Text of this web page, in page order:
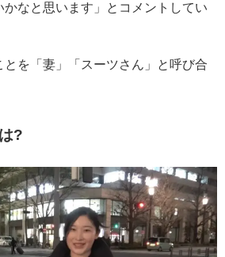
かなと思います」とコメントしてい
を「妻」「スーツさん」と呼び合
?